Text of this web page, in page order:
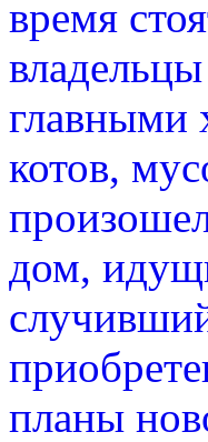
время
главными
котов,
дом,
планы